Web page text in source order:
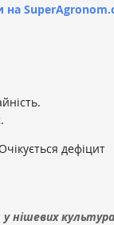
на
дефіцит
нішевих